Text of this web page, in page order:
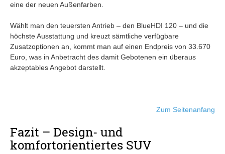
eine der neuen Außenfarben.
Wählt man den teuersten Antrieb – den BlueHDI 120 – und die
höchste Ausstattung und kreuzt sämtliche verfügbare
Zusatzoptionen an, kommt man auf einen Endpreis von 33.670
Euro, was in Anbetracht des damit Gebotenen ein überaus
akzeptables Angebot darstellt.
Zum Seitenanfang
Fazit – Design- und
komfortorientiertes SUV